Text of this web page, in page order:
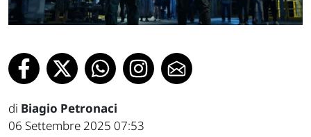
di Biagio Petronaci
06 Settembre 2025 07:53